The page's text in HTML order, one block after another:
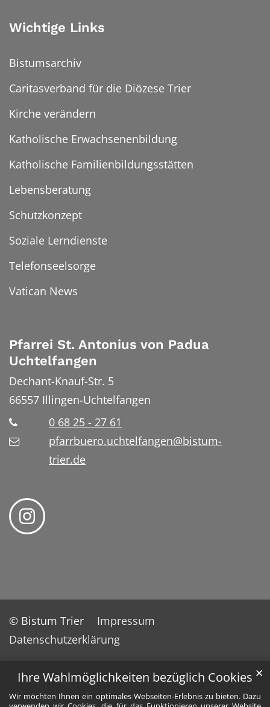
Ihre Wahlmöglichkeiten bezüglich Cookies
Wir möchten Ihnen ein optimales Webseiten-Erlebnis zu bieten. Dazu
✕
Wichtige Links
Bistumsarchiv
Caritasverband für die Diözese Trier
Kirche verändern
Katholische Erwachsenenbildung
Katholische Familienbildungsstätten
Lebensberatung
Schutzkonzept
Soziale Lerndienste
Telefonseelsorge
Vatican News
Pfarrei St. Antonius von Padua
Uchtelfangen
Dechant-Knauf-Str. 5
66557 Illingen-Uchtelfangen
0 68 25 - 27 61
pfarrbuero.uchtelfangen@bistum-
trier.de
© Bistum Trier
Impressum
Datenschutzerklärung